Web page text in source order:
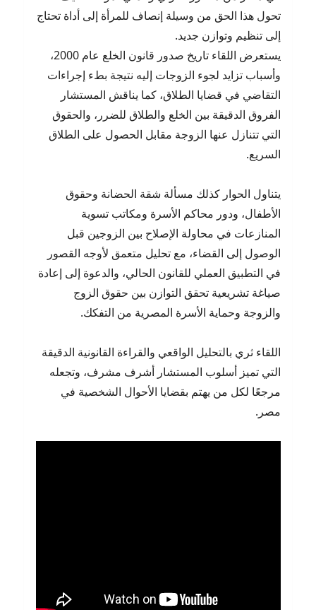
تحول هذا الحق من وسيلة إنصاف للمرأة إلى أداة تحتاج
إلى تنظيم وتوازن جديد.
يستعرض اللقاء تاريخ صدور قانون الخلع عام 2000،
وأسباب تزايد لجوء الزوجات إليه نتيجة بطء إجراءات
التقاضي في قضايا الطلاق، كما يناقش المستشار
الفروق الدقيقة بين الخلع والطلاق للضرر، والحقوق
التي تتنازل عنها الزوجة مقابل الحصول على الطلاق
السريع.
يتناول الحوار كذلك مسألة شقة الحضانة وحقوق
الأطفال، ودور محاكم الأسرة ومكاتب تسوية
المنازعات في محاولة الإصلاح بين الزوجين قبل
الوصول إلى القضاء، مع تحليل متعمق لأوجه القصور
في التطبيق العملي للقانون الحالي، والدعوة إلى إعادة
صياغة تشريعية تحقق التوازن بين حقوق الزوج
والزوجة وحماية الأسرة المصرية من التفكك.
اللقاء ثري بالتحليل الواقعي والقراءة القانونية الدقيقة
التي تميز أسلوب المستشار أشرف مشرف، وتجعله
مرجعًا لكل من يهتم بقضايا الأحوال الشخصية في
مصر.